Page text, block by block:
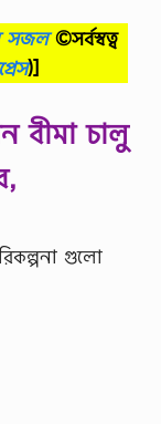
সজল©সর্বস্বত্ব
)]
বীমা চালু
গুলো